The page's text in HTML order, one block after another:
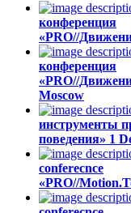
конференция
«PRO//
конференция
«PRO//
Moscow
инструменты
поведения» 1
conferecnce
«PRO//